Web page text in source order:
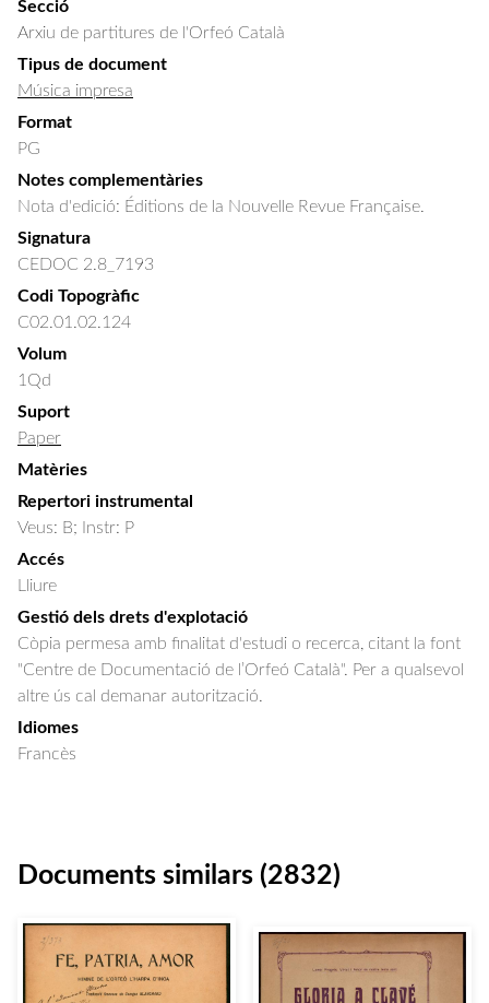
Secció
Arxiu de partitures de l'Orfeó Català
Tipus de document
Música impresa
Format
PG
Notes complementàries
Nota d'edició: Éditions de la Nouvelle Revue Française.
Signatura
CEDOC 2.8_7193
Codi Topogràfic
C02.01.02.124
Volum
1Qd
Suport
Paper
Matèries
Repertori instrumental
Veus: B; Instr: P
Accés
Lliure
Gestió dels drets d'explotació
Còpia permesa amb finalitat d'estudi o recerca, citant la font
"Centre de Documentació de l’Orfeó Català". Per a qualsevol
altre ús cal demanar autorització.
Idiomes
Francès
Documents similars (2832)